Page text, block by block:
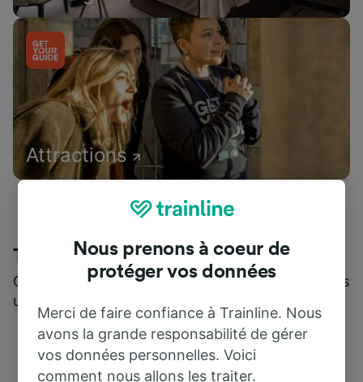
Attractions
Trainline : l'avis de nos clients
Qui mieux pour parler de nous, que ceux qui nous
utilisent ?
Nous prenons à coeur de
protéger vos données
Merci de faire confiance à Trainline. Nous
avons la grande responsabilité de gérer
vos données personnelles. Voici
comment nous allons les traiter.